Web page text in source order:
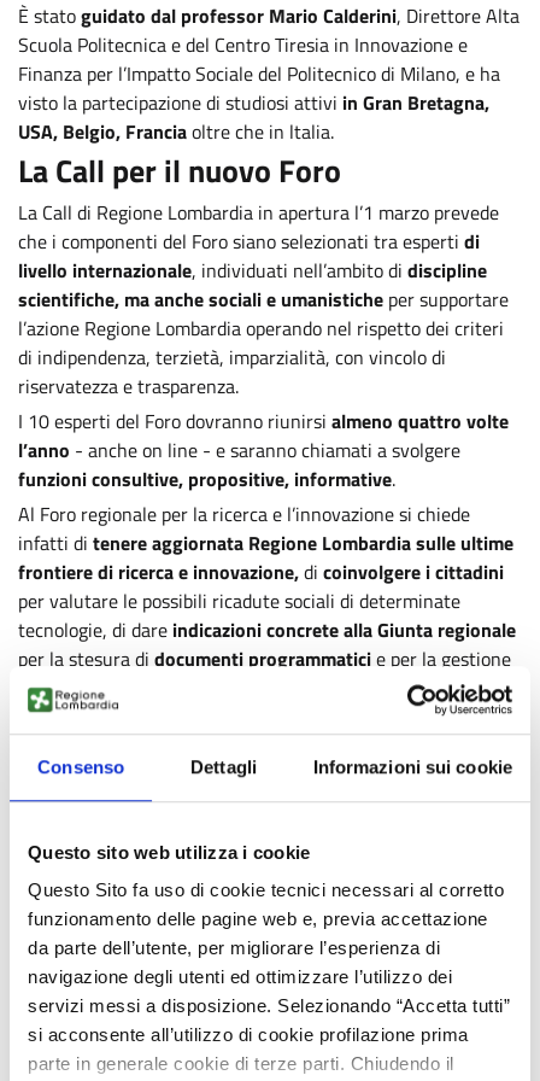
Consenso Dettagli Informazioni sui cookie
Questo sito web utilizza i cookie
Questo Sito fa uso di cookie tecnici necessari al corretto
funzionamento delle pagine web e, previa accettazione
da parte dell’utente, per migliorare l’esperienza di
navigazione degli utenti ed ottimizzare l’utilizzo dei
servizi messi a disposizione. Selezionando “Accetta tutti”
si acconsente all’utilizzo di cookie profilazione prima
parte in generale cookie di terze parti. Chiudendo il
È statoguidato dal professor Mario Calderini, Direttore Alta
Scuola Politecnica e del Centro Tiresia in Innovazione e
Finanza per l’Impatto Sociale del Politecnico di Milano, e ha
visto la partecipazione di studiosi attivi in Gran Bretagna,
USA, Belgio, Franciaoltre che in ltalia.
La Call per il nuovo Foro
La Call di Regione Lombardia in apertura l’1 marzo prevede
che i componenti del Foro siano selezionati tra esperti di
livello internazionale, individuati nell’ambito di discipline
scientifiche, ma anche sociali e umanistiche per supportare
l’azione Regione Lombardia operando nel rispetto dei criteri
di indipendenza, terzietà, imparzialità, con vincolo di
riservatezza e trasparenza.
I 10 esperti del Foro dovranno riunirsi almeno quattro volte
l’anno - anche on line - e saranno chiamati a svolgere
funzioni consultive, propositive, informative.
Al Foro regionale per la ricerca e l’innovazione si chiede
infatti di tenere aggiornata Regione Lombardia sulle ultime
frontiere di ricerca e innovazione,di coinvolgere i cittadini
per valutare le possibili ricadute sociali di determinate
tecnologie, di dare indicazioni concrete alla Giunta regionale
per la stesura di documenti programmaticie per la gestione
delle policies relative a tutti gli ambiti connessi a ricerca,
innovazione e trasferimento tecnologico.
abilitanti di provata esperienza”, da ambiti afferenti almacro-
campo del rapporto tra tecnoscienza e società, quali:
RRI, Responsible Research and Innovation; STS, Science and
Participative and deliberative methods; Public Engagement;
Social innovation; Social impact and social impact
assessment; Sociologia del rischio; Sociologia della scienza;
Technology assessment and governance; Open Innovation;
Open science; Open Data; Data Ethics; Bioetica; Education;
Diritto applicato alle nuove tecnologie; Sviluppo Sostenibile;